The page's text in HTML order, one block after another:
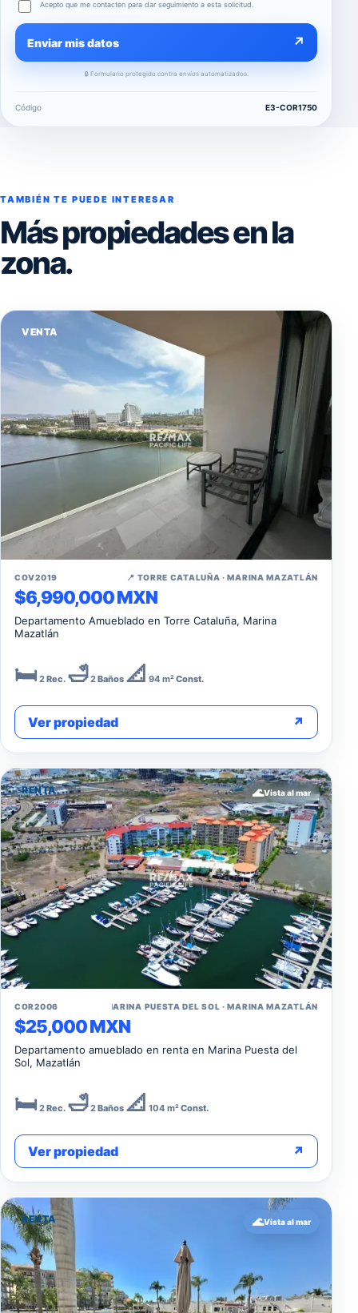
Acepto que me contacten para dar seguimiento a esta solicitud.
Enviar mis datos ↗
🔒 Formulario protegido contra envíos automatizados.
Código E3-COR1750
TAMBIÉN TE PUEDE INTERESAR
Más propiedades en la
zona.
VENTA
↗
COV2019 📍 TORRE CATALUÑA · MARINA MAZATLÁN
$6,990,000 MXN
Departamento Amueblado en Torre Cataluña, Marina
Mazatlán
🛏️ 2Rec. 🛁2Baños 📐 94 m²Const.
Ver propiedad ↗
RENTA 🌊Vista al mar
↗
COR2006 📍 MARINA PUESTA DEL SOL · MARINA MAZATLÁN
$25,000 MXN
Departamento amueblado en renta en Marina Puesta del
Sol, Mazatlán
🛏️ 2Rec. 🛁2Baños 📐 104 m²Const.
Ver propiedad ↗
RENTA 🌊Vista al mar